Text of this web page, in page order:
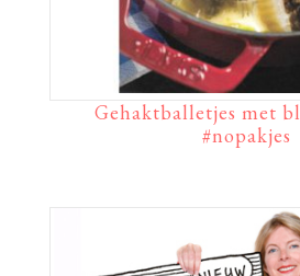
Gehaktballetjes met
#nopakjes